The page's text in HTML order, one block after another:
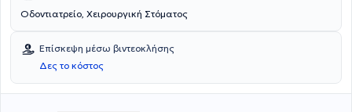
Οδοντιατρείο, Χειρουργική Στόματος
Επίσκεψη μέσω βιντεοκλήσης
Δες το κόστος